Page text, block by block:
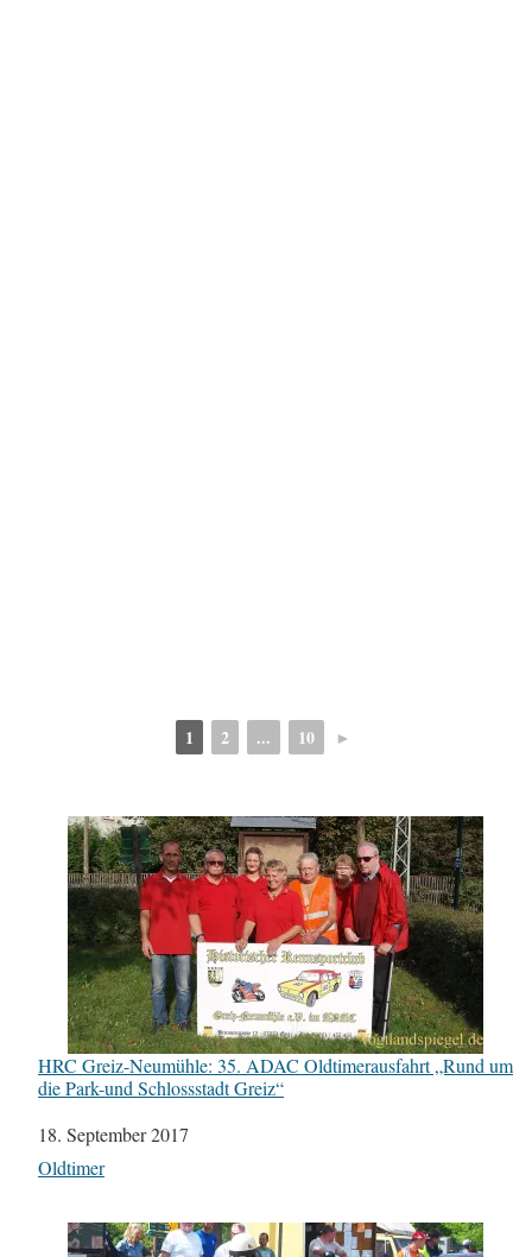
1 2 ... 10 ►
HRC Greiz-Neumühle: 35. ADAC Oldtimerausfahrt „Rund um
die Park-und Schlossstadt Greiz“
Datum
18. September 2017
In Bezug auf
Oldtimer